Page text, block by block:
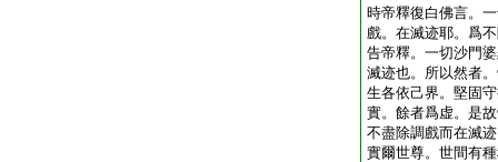
時帝釋復白佛言。
戲。在滅迹耶。爲
告帝釋。一切沙門
滅迹也。所以然者
生各依己界。堅固
實。餘者爲虚。是
不盡除調戲而在滅
實爾世尊。世間有